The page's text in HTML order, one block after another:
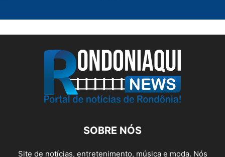
SOBRE NÓS
Site de notícias, entretenimento, música e moda. Nós